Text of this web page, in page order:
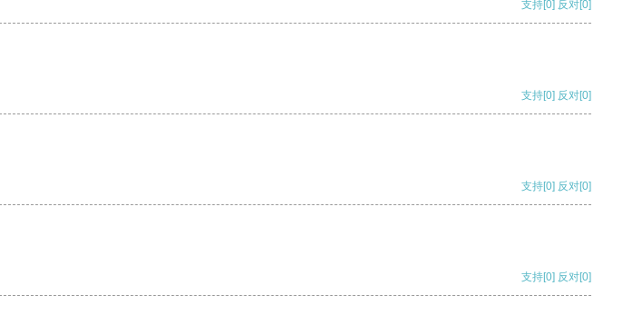
支持[0] 反对[0]
支持[0] 反对[0]
支持[0] 反对[0]
支持[0] 反对[0]